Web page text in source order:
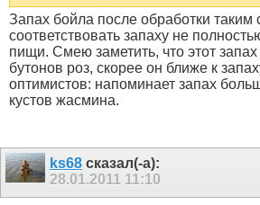
Запах бойла после обработки таким
соответствовать запаху не
пищи. Смею заметить, что этот запах
бутонов роз, скорее он ближе к
оптимистов: напоминает запах
кустов жасмина.
ks68 сказал(-а):
28.01.2011 11:10